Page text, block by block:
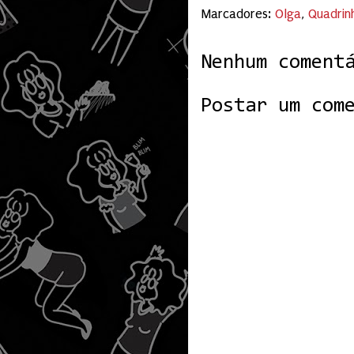
Marcadores: Olga,
Nenhum
Postar um